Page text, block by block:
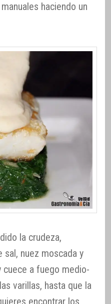
haciendo un
la crudeza,
sal, nuez moscada y
cuece a fuego medio-
varillas, hasta que la
encontrar los